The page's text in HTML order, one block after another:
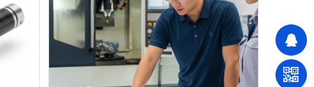
HRC。 420不锈钢——轻度耐腐蚀性、高耐热性和提
能与304相似，具有更高的耐腐蚀性和耐化学性